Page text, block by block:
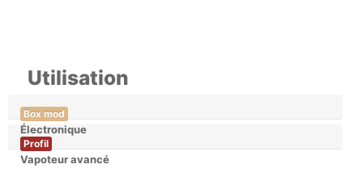
Utilisation
Box mod
Électronique
Profil
Vapoteur avancé